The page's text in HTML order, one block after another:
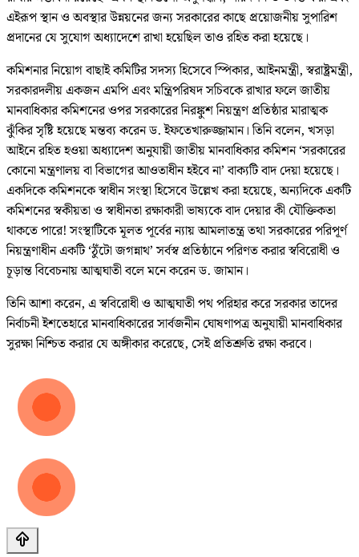
এইরূপ স্থান ও অবস্থার উন্নয়নের জন্য সরকারের কাছে প্রয়োজনীয় সুপারিশ
প্রদানের যে সুযোগ অধ্যাদেশে রাখা হয়েছিল তাও রহিত করা হয়েছে।
কমিশনার নিয়োগ বাছাই কমিটির সদস্য হিসেবে স্পিকার, আইনমন্ত্রী, স্বরাষ্ট্রমন্ত্রী,
সরকারদলীয় একজন এমপি এবং মন্ত্রিপরিষদ সচিবকে রাখার ফলে জাতীয়
মানবাধিকার কমিশনের ওপর সরকারের নিরঙ্কুশ নিয়ন্ত্রণ প্রতিষ্ঠার মারাত্মক
ঝুঁকির সৃষ্টি হয়েছে মন্তব্য করেন ড. ইফতেখারুজ্জামান। তিনি বলেন, খসড়া
আইনে রহিত হওয়া অধ্যাদেশ অনুযায়ী জাতীয় মানবাধিকার কমিশন ‘সরকারের
কোনো মন্ত্রণালয় বা বিভাগের আওতাধীন হইবে না’ বাক্যটি বাদ দেয়া হয়েছে।
একদিকে কমিশনকে স্বাধীন সংস্থা হিসেবে উল্লেখ করা হয়েছে, অন্যদিকে একটি
কমিশনের স্বকীয়তা ও স্বাধীনতা রক্ষাকারী ভাষ্যকে বাদ দেয়ার কী যৌক্তিকতা
থাকতে পারে! সংস্থাটিকে মূলত পূর্বের ন্যায় আমলাতন্ত্র তথা সরকারের পরিপূর্ণ
নিয়ন্ত্রণাধীন একটি ‘ঠুঁটো জগন্নাথ’ সর্বস্ব প্রতিষ্ঠানে পরিণত করার স্ববিরোধী ও
চূড়ান্ত বিবেচনায় আত্মঘাতী বলে মনে করেন ড. জামান।
তিনি আশা করেন, এ স্ববিরোধী ও আত্মঘাতী পথ পরিহার করে সরকার তাদের
নির্বাচনী ইশতেহারে মানবাধিকারের সার্বজনীন ঘোষণাপত্র অনুযায়ী মানবাধিকার
সুরক্ষা নিশ্চিত করার যে অঙ্গীকার করেছে, সেই প্রতিশ্রুতি রক্ষা করবে।